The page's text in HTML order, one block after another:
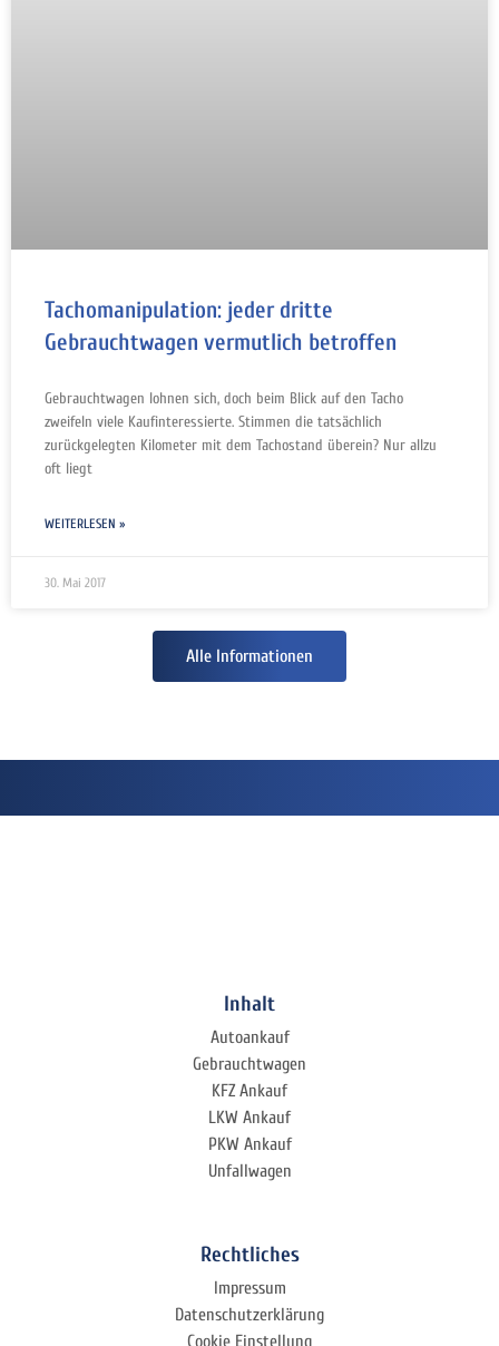
Tachomanipulation: jeder dritte
Gebrauchtwagen vermutlich betroffen
Gebrauchtwagen lohnen sich, doch beim Blick auf den Tacho
zweifeln viele Kaufinteressierte. Stimmen die tatsächlich
zurückgelegten Kilometer mit dem Tachostand überein? Nur allzu
oft liegt
WEITERLESEN »
30. Mai 2017
Alle Informationen
Inhalt
Autoankauf
Gebrauchtwagen
KFZ Ankauf
LKW Ankauf
PKW Ankauf
Unfallwagen
Rechtliches
Impressum
Datenschutzerklärung
Cookie Einstellung